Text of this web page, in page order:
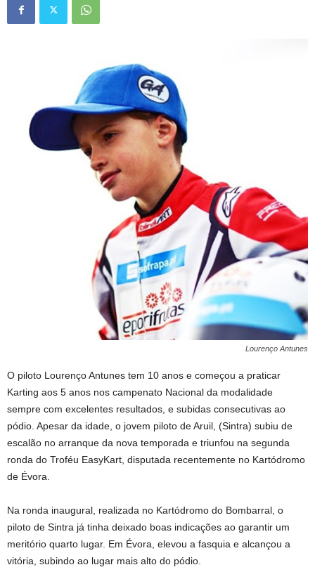
Lourenço Antunes
O piloto Lourenço Antunes tem 10 anos e começou a praticar
Karting aos 5 anos nos campenato Nacional da modalidade
sempre com excelentes resultados, e subidas consecutivas ao
pódio. Apesar da idade, o jovem piloto de Aruil, (Sintra) subiu de
escalão no arranque da nova temporada e triunfou na segunda
ronda do Troféu EasyKart, disputada recentemente no Kartódromo
de Évora.
Na ronda inaugural, realizada no Kartódromo do Bombarral, o
piloto de Sintra já tinha deixado boas indicações ao garantir um
meritório quarto lugar. Em Évora, elevou a fasquia e alcançou a
vitória, subindo ao lugar mais alto do pódio.